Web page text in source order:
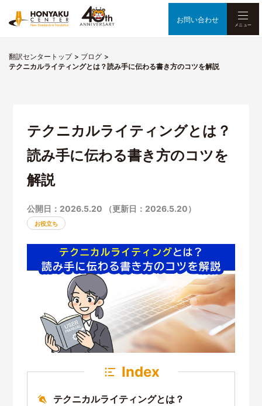
メニュー
お問い合わせ
翻訳センタートップ
ブログ
テクニカルライティングとは？読み手に伝わる書き方のコツを解説
テクニカルライティングとは？
読み手に伝わる書き方のコツを
解説
公開日：2026.5.20 （更新日：2026.5.20）
お役立ち
Index
テクニカルライティングとは？